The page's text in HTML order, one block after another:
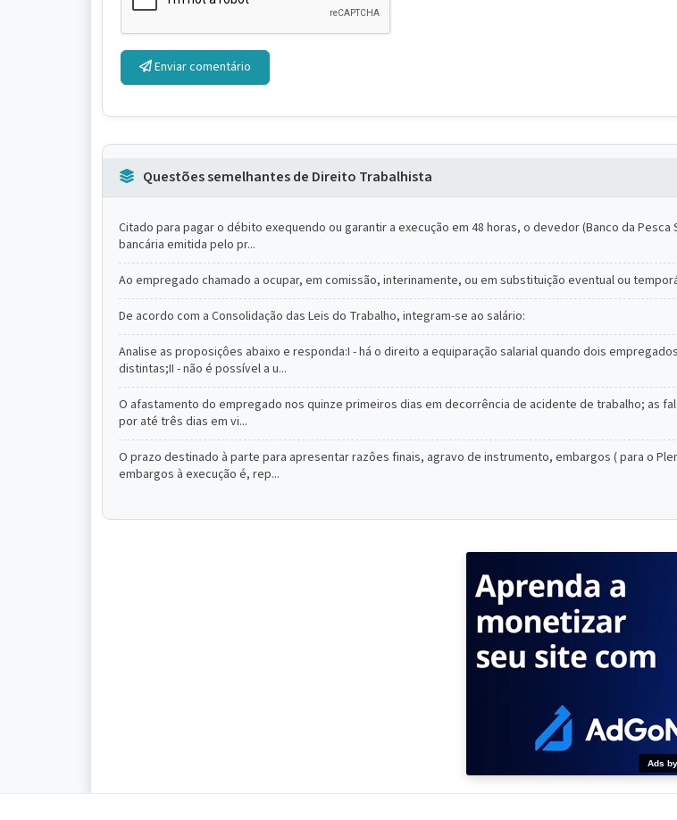
Enviar comentário
Questões semelhantes de Direito Trabalhista
Citado para pagar o débito exequendo ou garantir a execução em 48 horas, o devedor (Banco da
bancária emitida pelo pr...
Ao empregado chamado a ocupar, em comissão, interinamente, ou em substituição eventual ou
De acordo com a Consolidação das Leis do Trabalho, integram-se ao salário:
Analise as proposiçôes abaixo e responda:I - há o direito a equiparação salarial quando dois
distintas;II - não é possível a u...
O afastamento do empregado nos quinze primeiros dias em decorrência de acidente de trabalho; as
por até três dias em vi...
O prazo destinado à parte para apresentar razôes finais, agravo de instrumento, embargos ( para o
embargos à execução é, rep...
Ads